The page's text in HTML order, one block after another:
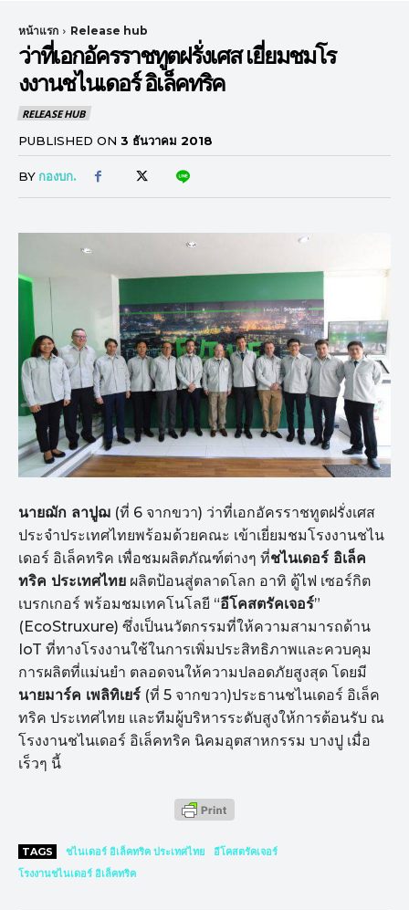
หน้าแรก Release hub
ว่าที่เอกอัครราชทูตฝรั่งเศส เยี่ยมชมโร
งงานชไนเดอร์ อิเล็คทริค
RELEASE HUB
PUBLISHED ON 3 ธันวาคม 2018
BY กองบก.
นายฌัก ลาปูฌ (ที่ 6 จากขวา) ว่าที่เอกอัครราชทูตฝรั่งเศส
ประจำประเทศไทยพร้อมด้วยคณะ เข้าเยี่ยมชมโรงงานชไน
เดอร์ อิเล็คทริค เพื่อชมผลิตภัณฑ์ต่างๆ ที่ชไนเดอร์ อิเล็ค
ทริค ประเทศไทย ผลิตป้อนสู่ตลาดโลก อาทิ ตู้ไฟ เซอร์กิต
เบรกเกอร์ พร้อมชมเทคโนโลยี “อีโคสตรัคเจอร์”
(EcoStruxure) ซึ่งเป็นนวัตกรรมที่ให้ความสามารถด้าน
IoT ที่ทางโรงงานใช้ในการเพิ่มประสิทธิภาพและควบคุม
การผลิตที่แม่นยำ ตลอดจนให้ความปลอดภัยสูงสุด โดยมี
นายมาร์ค เพลิทิเยร์ (ที่ 5 จากขวา)ประธานชไนเดอร์ อิเล็ค
ทริค ประเทศไทย และทีมผู้บริหารระดับสูงให้การต้อนรับ ณ
โรงงานชไนเดอร์ อิเล็คทริค นิคมอุตสาหกรรม บางปู เมื่อ
เร็วๆ นี้
TAGS ชไนเดอร์ อิเล็คทริค ประเทศไทย
อีโคสตรัคเจอร์
โรงงานชไนเดอร์ อิเล็คทริค